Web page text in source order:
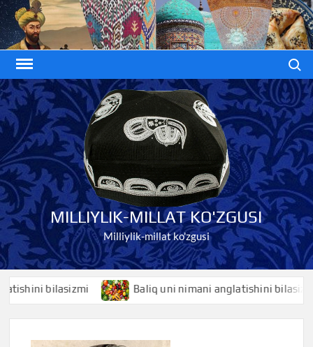
Skip
to
content
MILLIYLIK-MILLAT KO'ZGUSI
Milliylik-millat ko'zgusi
bilasizmi Baliq uni nimani anglatishini bilasizmi